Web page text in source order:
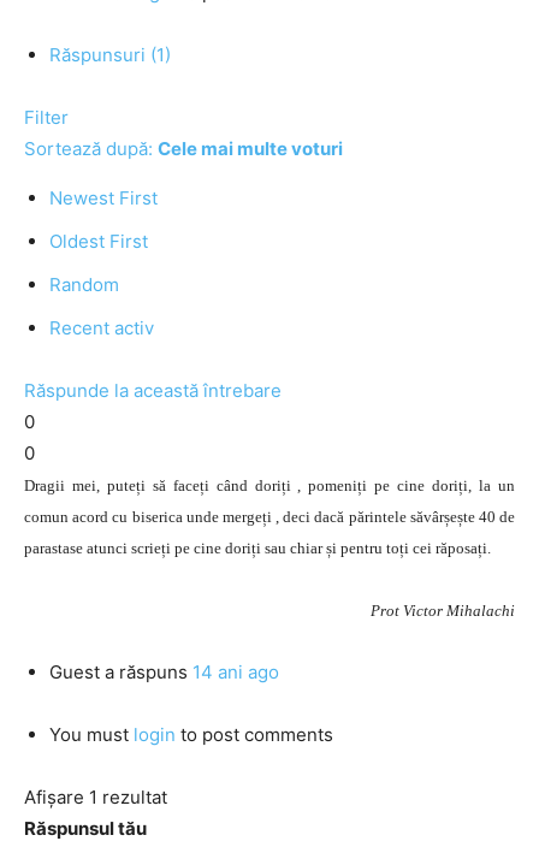
Răspunsuri (1)
Filter
Sortează după: Cele mai multe voturi
Newest First
Oldest First
Random
Recent activ
Răspunde la această întrebare
0
0
Dragii mei, puteți să faceți când doriți , pomeniți pe cine doriți, la un
comun acord cu biserica unde mergeți , deci dacă părintele săvârșește 40 de
parastase atunci scrieți pe cine doriți sau chiar și pentru toți cei răposați.
Prot Victor Mihalachi
Guest a răspuns 14 ani ago
You must login to post comments
Afișare 1 rezultat
Răspunsul tău